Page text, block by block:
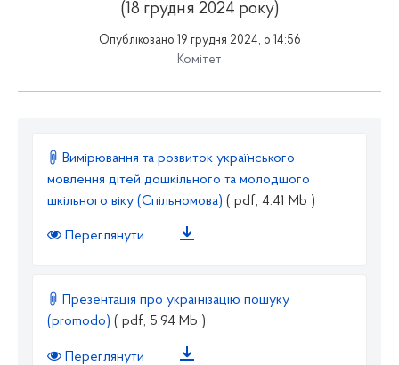
(18 грудня 2024 року)
Опубліковано 19 грудня 2024, о 14:56
Комітет
Вимірювання та розвиток українського
мовлення дітей дошкільного та молодшого
шкільного віку (Спільномова) ( pdf, 4.41 Mb )
Переглянути
Презентація про українізацію пошуку
(promodo) ( pdf, 5.94 Mb )
Переглянути